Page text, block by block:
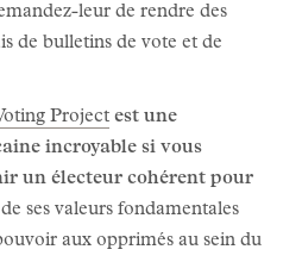
leur de rendre des
de bulletins de vote et de
Project est une
incroyable si vous
un électeur cohérent pour
ses valeurs fondamentales
aux opprimés au sein du